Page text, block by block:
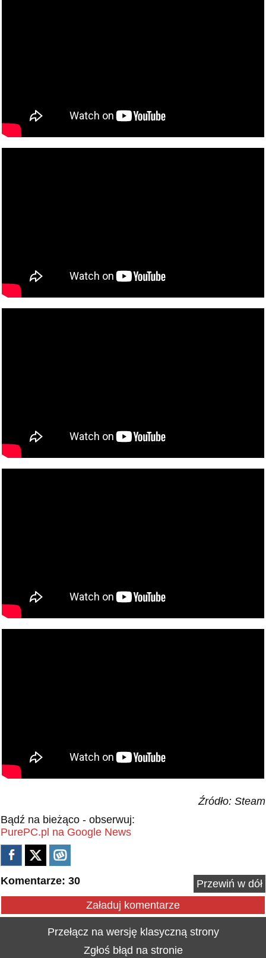
Źródło: Steam
Bądź na bieżąco - obserwuj:
PurePC.pl na Google News
Komentarze: 30
Przewiń w dół
Załaduj komentarze
Przełącz na wersję klasyczną strony
Zgłoś błąd na stronie